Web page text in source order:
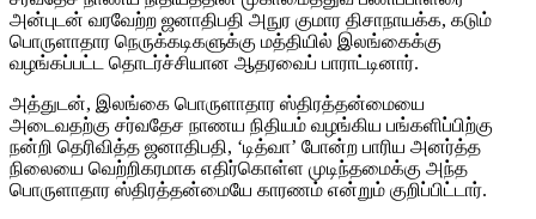
அன்புடன் வரவேற்ற ஜனாதிபதி அநுர குமார திசாநாயக்க, கடும்
பொருளாதார நெருக்கடிகளுக்கு மத்தியில் இலங்கைக்கு
வழங்கப்பட்ட தொடர்ச்சியான ஆதரவைப் பாராட்டினார்.
அத்துடன், இலங்கை பொருளாதார ஸ்திரத்தன்மையை
அடைவதற்கு சர்வதேச நாணய நிதியம் வழங்கிய பங்களிப்பிற்கு
நன்றி தெரிவித்த ஜனாதிபதி, ‘டித்வா’ போன்ற பாரிய அனர்த்த
நிலையை வெற்றிகரமாக எதிர்கொள்ள முடிந்தமைக்கு அந்த
பொருளாதார ஸ்திரத்தன்மையே காரணம் என்றும் குறிப்பிட்டார்.